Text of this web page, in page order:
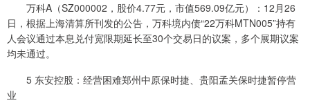
万科A（SZ000002，股价4.77元，市值569.09亿元）：12月26
日，根据上海清算所刊发的公告，万科境内债“22万科MTN005”持有
人会议通过本息兑付宽限期延长至30个交易日的议案，多个展期议案
均未通过。
5 东安控股：经营困难郑州中原保时捷、贵阳孟关保时捷暂停营
业